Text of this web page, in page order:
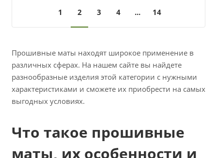
1 2 3 4 ... 14
Прошивные маты находят широкое применение в
различных сферах. На нашем сайте вы найдете
разнообразные изделия этой категории с нужными
характеристиками и сможете их приобрести на самых
выгодных условиях.
Что такое прошивные
маты, их особенности и